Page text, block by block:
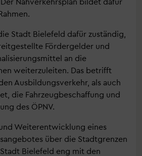
Stadt Bielefeld dafür zuständig,
Fördergelder und
an die
weiterzuleiten. Das betrifft
Ausbildungsverkehr, als auch
die Fahrzeugbeschaffung und
des ÖPNV.
Weiterentwicklung eines
über die Stadtgrenzen
Bielefeld eng mit den